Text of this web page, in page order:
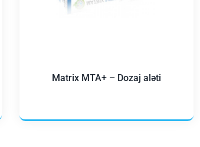
Matrix MTA+ – Dozaj aləti